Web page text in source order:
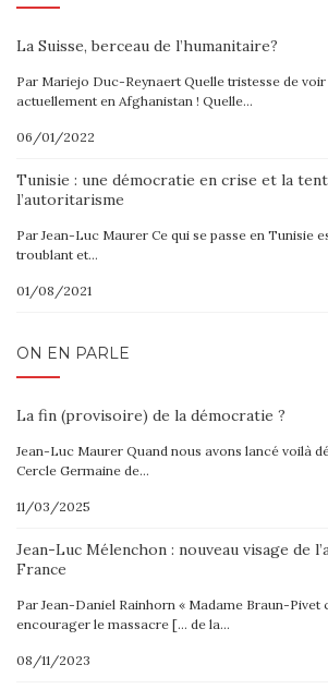
La Suisse, berceau de l’humanitaire?
Par Mariejo Duc-Reynaert Quelle tristesse de voir
actuellement en Afghanistan ! Quelle…
06/01/2022
Tunisie : une démocratie en crise et la
l’autoritarisme
Par Jean-Luc Maurer Ce qui se passe en Tunisie
troublant et…
01/08/2021
ON EN PARLE
La fin (provisoire) de la démocratie ?
Jean-Luc Maurer Quand nous avons lancé voilà
Cercle Germaine de…
11/03/2025
Jean-Luc Mélenchon : nouveau visage de
France
Par Jean-Daniel Rainhorn « Madame Braun-Pivet
encourager le massacre [… de la…
08/11/2023